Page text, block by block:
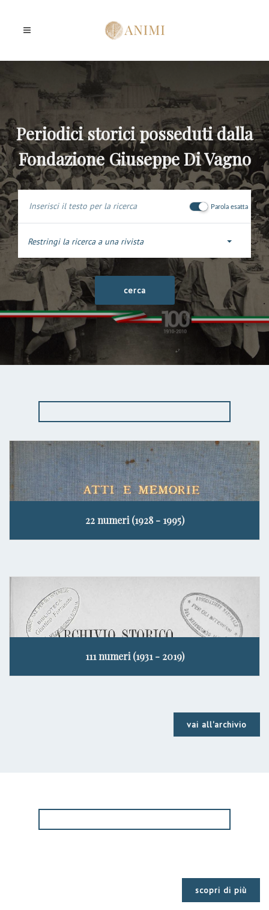
Periodici storici posseduti dalla
Fondazione Giuseppe Di Vagno
Parola esatta
Restringi la ricerca a una rivista
22 numeri (1928 - 1995)
111 numeri (1931 - 2019)
vai all'archivio
scopri di più